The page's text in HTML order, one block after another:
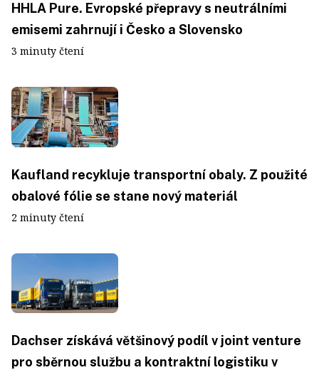
HHLA Pure. Evropské přepravy s neutrálními
emisemi zahrnují i Česko a Slovensko
3 minuty čtení
Kaufland recykluje transportní obaly. Z použité
obalové fólie se stane nový materiál
2 minuty čtení
Dachser získává většinový podíl v joint venture
pro sběrnou službu a kontraktní logistiku v